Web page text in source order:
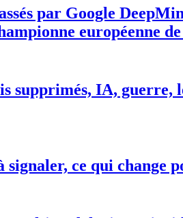
par Google
européenne
supprimés, IA, guerre,
signaler, ce qui change